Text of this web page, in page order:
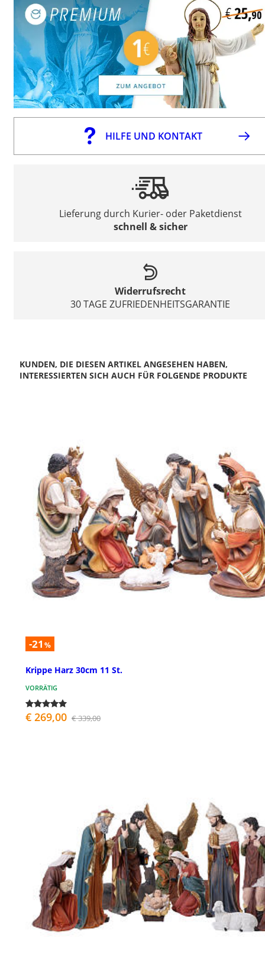
HILFE UND KONTAKT
Lieferung durch Kurier- oder Paketdienst
schnell & sicher
Widerrufsrecht
30 TAGE ZUFRIEDENHEITSGARANTIE
KUNDEN, DIE DIESEN ARTIKEL ANGESEHEN HABEN,
INTERESSIERTEN SICH AUCH FÜR FOLGENDE PRODUKTE
-21 %
Krippe Harz 30cm 11 St.
VORRÄTIG
€ 269,00 € 339,00